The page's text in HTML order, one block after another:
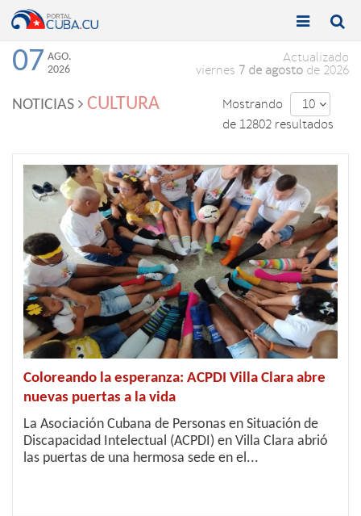
Toggle

Toggle

07 AGO.
2026
Actualizado
viernes 7 de agosto de 2026
NOTICIAS CULTURA Mostrando 10 
de 12802 resultados
Coloreando la esperanza: ACPDI Villa Clara abre
nuevas puertas a la vida
La Asociación Cubana de Personas en Situación de
Discapacidad Intelectual (ACPDI) en Villa Clara abrió
las puertas de una hermosa sede en el...